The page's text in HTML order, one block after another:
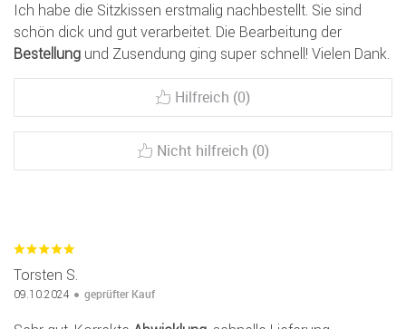
Ich habe die Sitzkissen erstmalig nachbestellt. Sie sind
schön dick und gut verarbeitet. Die Bearbeitung der
Bestellung und Zusendung ging super schnell! Vielen Dank.
Hilfreich (0)
Nicht hilfreich (0)
Torsten S.
09.10.2024 geprüfter Kauf